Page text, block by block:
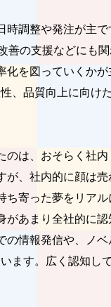
時調整や発注が主
善の支援などにも
化を図っていくか
、品質向上に向け
のは、おそらく社
が、社内的に顔は
寄った夢をリア
があまり全社的に
の情報発信や、ノ
ます。広く認知し